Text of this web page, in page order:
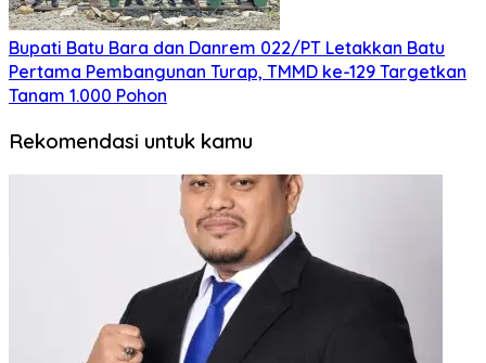
Bupati Batu Bara dan Danrem 022/PT Letakkan Batu
Pertama Pembangunan Turap, TMMD ke-129 Targetkan
Tanam 1.000 Pohon
Rekomendasi untuk kamu